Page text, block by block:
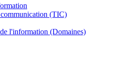
(TIC)
l'information (Domaines)